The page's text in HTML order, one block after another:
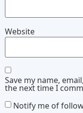
Website
Save my name,
the next time I
Notify me of